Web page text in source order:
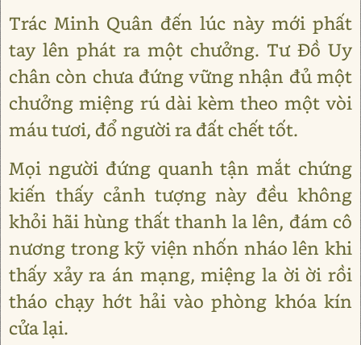
Trác Minh Quân đến lúc này mới phất
tay lên phát ra một chưởng. Tư Đồ Uy
chân còn chưa đứng vững nhận đủ một
chưởng miệng rú dài kèm theo một vòi
máu tươi, đổ người ra đất chết tốt.
Mọi người đứng quanh tận mắt chứng
kiến thấy cảnh tượng này đều không
khỏi hãi hùng thất thanh la lên, đám cô
nương trong kỹ viện nhốn nháo lên khi
thấy xảy ra án mạng, miệng la ời ời rồi
tháo chạy hớt hải vào phòng khóa kín
cửa lại.